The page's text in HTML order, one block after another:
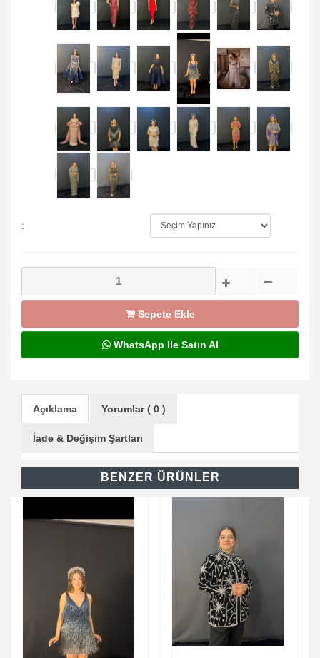
:
Sepete Ekle
WhatsApp Ile Satın Al
Açıklama Yorumlar ( 0 )
İade & Değişim Şartları
BENZER ÜRÜNLER